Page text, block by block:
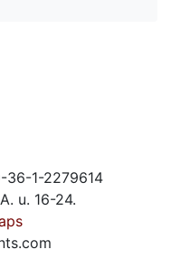
36-1-2279614
u. 16-24.